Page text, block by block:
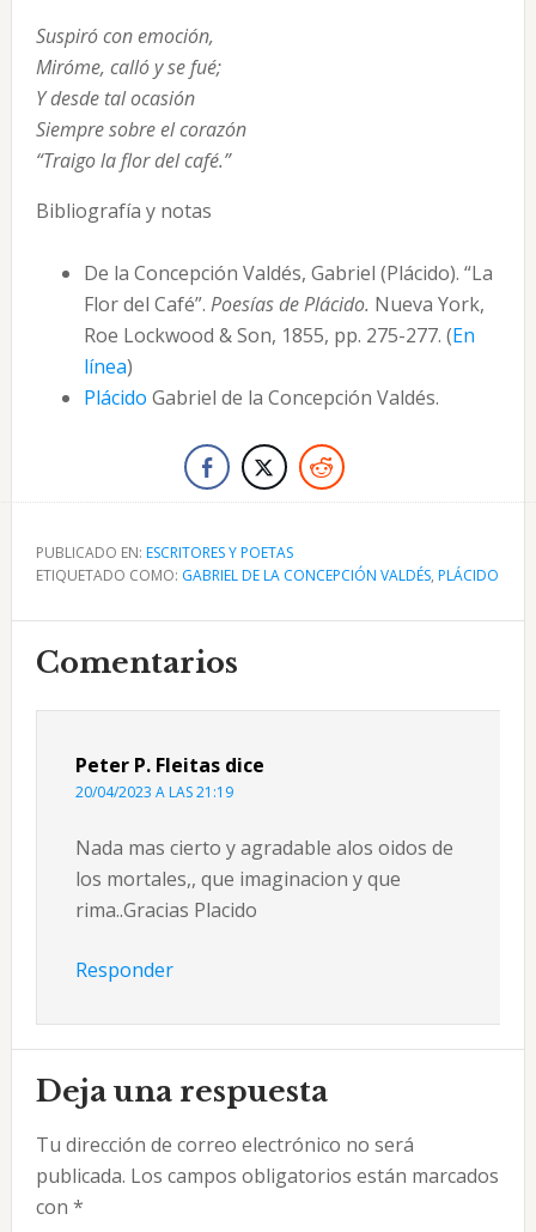
Suspiró con emoción,
Miróme, calló y se fué;
Y desde tal ocasión
Siempre sobre el corazón
“Traigo la flor del café.”
Bibliografía y notas
De la Concepción Valdés, Gabriel (Plácido). “La
Flor del Café”. Poesías de Plácido. Nueva York,
Roe Lockwood & Son, 1855, pp. 275-277. (En
línea)
Plácido Gabriel de la Concepción Valdés.
PUBLICADO EN: ESCRITORES Y POETAS
ETIQUETADO COMO: GABRIEL DE LA CONCEPCIÓN VALDÉS, PLÁCIDO
Interacciones
con
lectores
Comentarios
Peter P. Fleitas dice
20/04/2023 A LAS 21:19
Nada mas cierto y agradable alos oidos de
los mortales,, que imaginacion y que
rima..Gracias Placido
Responder
Deja una respuesta
Tu dirección de correo electrónico no será
publicada. Los campos obligatorios están marcados
con *